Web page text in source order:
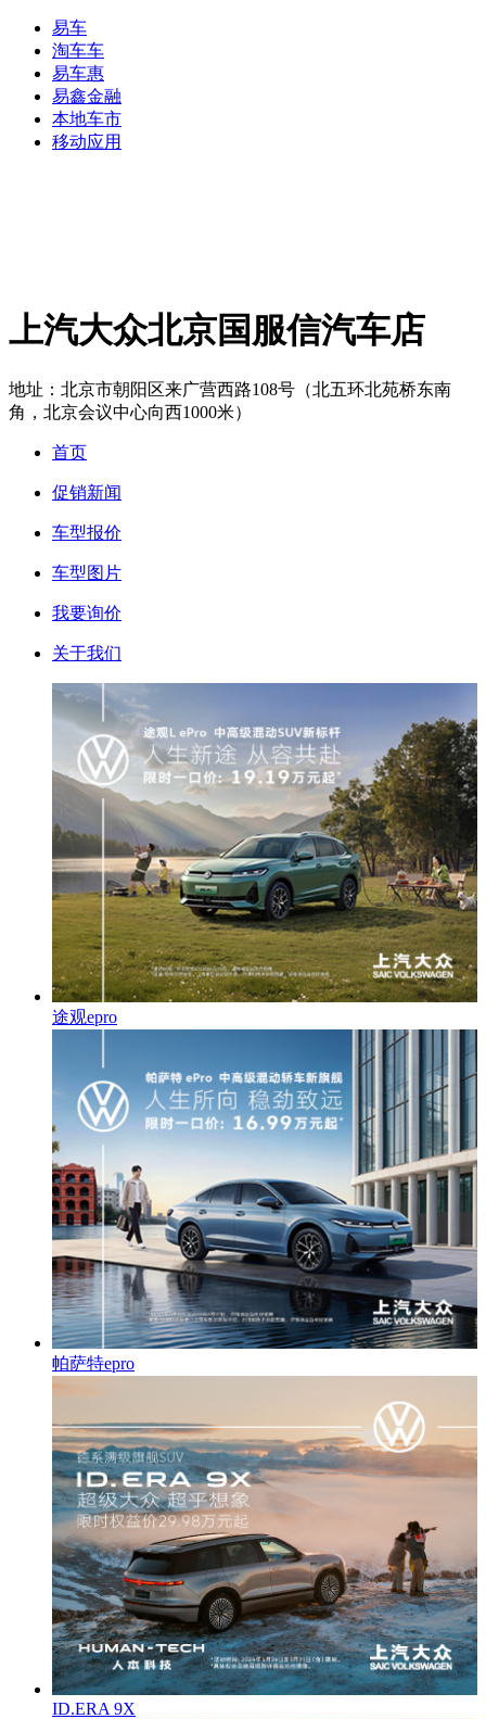
易车
淘车车
易车惠
易鑫金融
本地车市
移动应用
上汽大众北京国服信汽车店
地址： 北京市朝阳区来广营西路108号（北五环北苑桥东南
角，北京会议中心向西1000米）
首页
促销新闻
车型报价
车型图片
我要询价
关于我们
途观epro
帕萨特epro
ID.ERA 9X